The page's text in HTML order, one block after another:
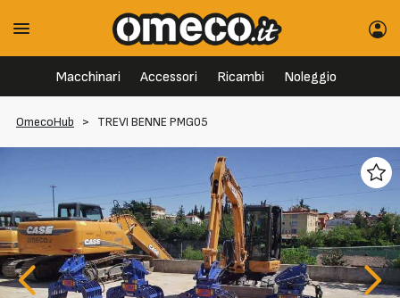
Macchinari Accessori Ricambi Noleggio
OmecoHub > TREVI BENNE PMG05